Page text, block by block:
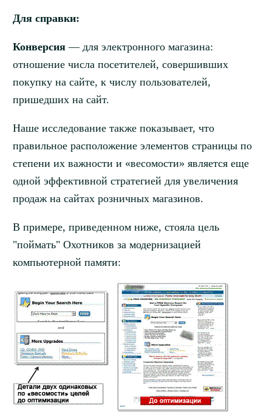
Для справки:
Конверсия— для электронного магазина:
отношение числа посетителей, совершивших
покупку на сайте, к числу пользователей,
пришедших на сайт.
Наше исследование также показывает, что
правильное расположение элементов страницы по
степени их важности и «весомости» является еще
одной эффективной стратегией для увеличения
продаж на сайтах розничных магазинов.
В примере, приведенном ниже, стояла цель
"поймать" Охотников за модернизацией
компьютерной памяти: